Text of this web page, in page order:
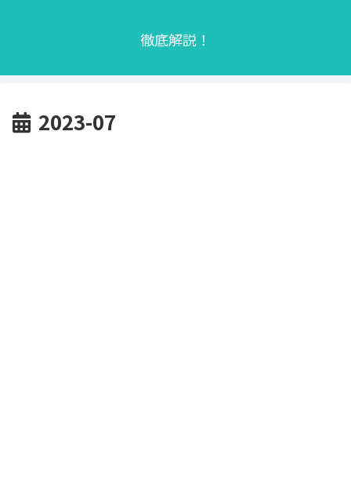
徹底解説！
2023-07